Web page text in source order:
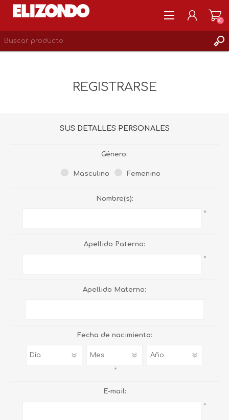
(0)
REGISTRARSE
SUS DETALLES PERSONALES
Género:
Masculino Femenino
Nombre(s):
*
Apellido Paterno:
*
Apellido Materno:
Fecha de nacimiento:
*
E-mail:
*